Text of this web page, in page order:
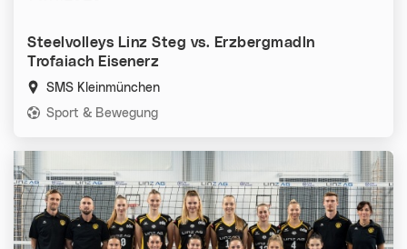
Steelvolleys Linz Steg vs. Erzbergmadln
Trofaiach Eisenerz
SMS Kleinmünchen
Kategorien:
Sport & Bewegung